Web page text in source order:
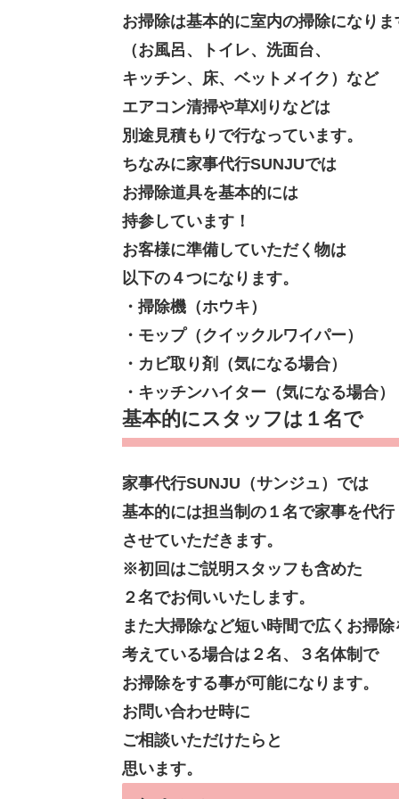
お掃除は基本的に室内の掃除になりま
（お風呂、トイレ、洗面台、
キッチン、床、ベットメイク）など
エアコン清掃や草刈りなどは
別途見積もりで行なっています。
ちなみに家事代行SUNJUでは
お掃除道具を基本的には
持参しています！
お客様に準備していただく物は
以下の４つになります。
・掃除機（ホウキ）
・モップ（クイックルワイパー）
・カビ取り剤（気になる場合）
・キッチンハイター（気になる場合）
基本的にスタッフは１名で
家事代行SUNJU（サンジュ）では
基本的には担当制の１名で家事を代行
させていただきます。
※初回はご説明スタッフも含めた
２名でお伺いいたします。
また大掃除など短い時間で広くお掃除
考えている場合は２名、３名体制で
お掃除をする事が可能になります。
お問い合わせ時に
ご相談いただけたらと
思います。